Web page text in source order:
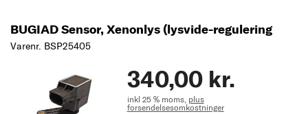
BUGIAD Sensor, Xenonlys (lysvide-regulering
Varenr. BSP25405
340,00 kr.
inkl 25 % moms, plus
forsendelsesomkostninger